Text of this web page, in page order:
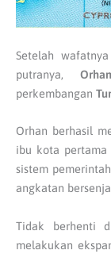
Setelah
putranya,
perkembangan
Orhan berhasil
ibu kota pertama
sistem
angkatan
Tidak berhenti
melakukan